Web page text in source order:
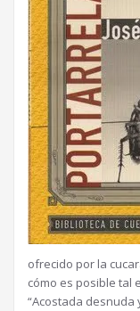
ofrecido por la
cómo es posible tal
“Acostada